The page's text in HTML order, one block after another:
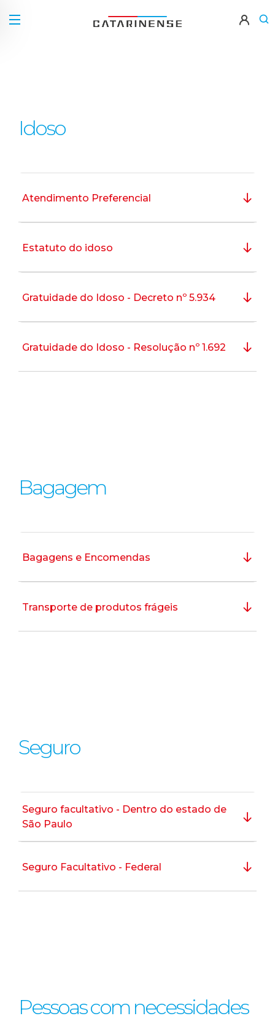
Idoso
Atendimento Preferencial
Estatuto do idoso
Gratuidade do Idoso - Decreto nº 5.934
Gratuidade do Idoso - Resolução nº 1.692
Bagagem
Bagagens e Encomendas
Transporte de produtos frágeis
Seguro
Seguro facultativo - Dentro do estado de
São Paulo
Seguro Facultativo - Federal
Pessoas com necessidades